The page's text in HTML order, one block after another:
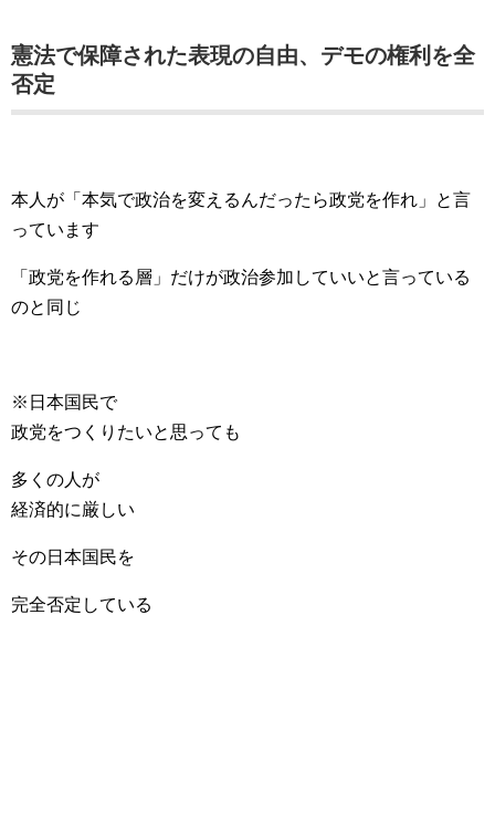
憲法で保障された表現の自由、デモの権利を全
否定
本人が「本気で政治を変えるんだったら政党を作れ」と言
っています
「政党を作れる層」だけが政治参加していいと言っている
のと同じ
※日本国民で
政党をつくりたいと思っても
多くの人が
経済的に厳しい
その日本国民を
完全否定している